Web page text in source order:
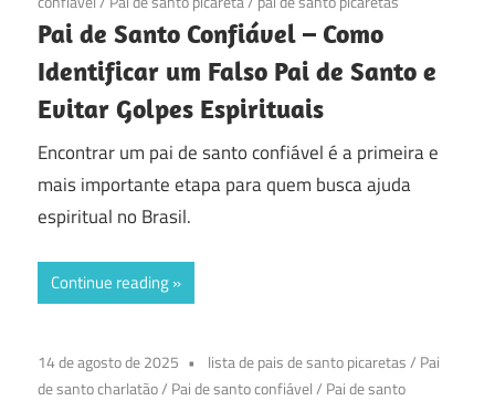
Pai de Santo Confiável – Como
Identificar um Falso Pai de Santo e
Evitar Golpes Espirituais
Encontrar um pai de santo confiável é a primeira e
mais importante etapa para quem busca ajuda
espiritual no Brasil.
Continue reading
14 de agosto de 2025 lista de pais de santo picaretas/ Pai
de santo charlatão/ Pai de santo confiável/ Pai de santo